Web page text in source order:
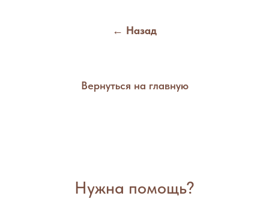
← Назад
Вернуться на главную
Нужна помощь?